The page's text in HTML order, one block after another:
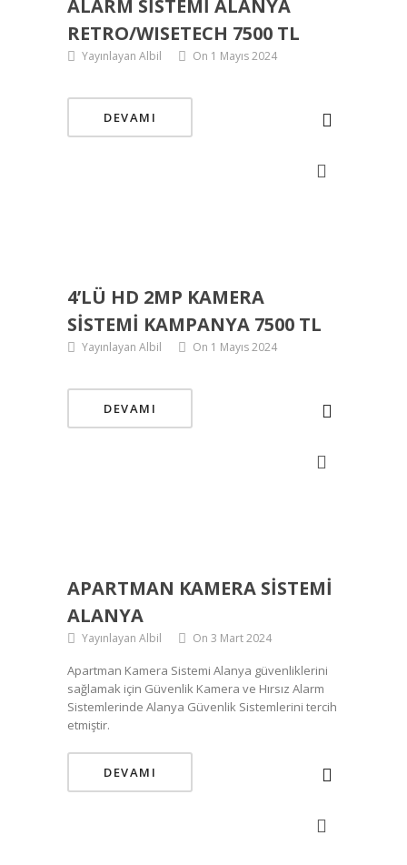
ALARM SISTEMI ALANYA
RETRO/WISETECH 7500 TL
Yayınlayan Albil On 1 Mayıs 2024
DEVAMI
4’LÜ HD 2MP KAMERA
SISTEMI KAMPANYA 7500 TL
Yayınlayan Albil On 1 Mayıs 2024
DEVAMI
APARTMAN KAMERA SISTEMI
ALANYA
Yayınlayan Albil On 3 Mart 2024
Apartman Kamera Sistemi Alanya güvenliklerini
sağlamak için Güvenlik Kamera ve Hırsız Alarm
Sistemlerinde Alanya Güvenlik Sistemlerini tercih
etmiştir.
DEVAMI